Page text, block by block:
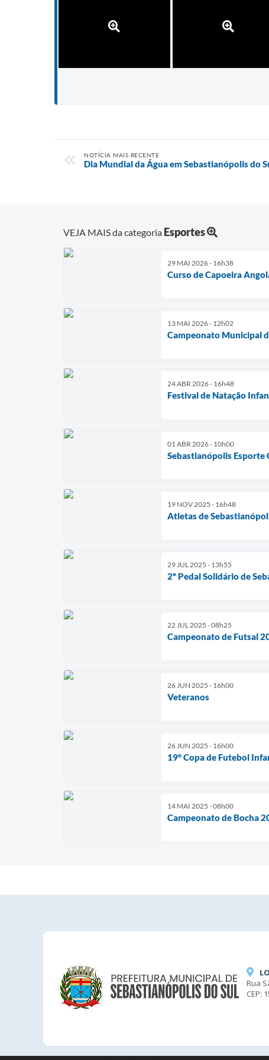
NOTÍCIA MAIS RECENTE
Dia Mundial da Água em Sebastianópolis do
VEJA MAIS da categoria Esportes
29 MAI 2026 - 16h38
Curso de Capoeira
13 MAI 2026 - 12h02
Campeonato Municipal
24 ABR 2026 - 16h48
Festival de Natação
01 ABR 2026 - 10h00
Sebastianópolis Esporte
19 NOV 2025 - 16h48
Atletas de
29 JUL 2025 - 13h55
2º Pedal Solidário de
22 JUL 2025 - 08h25
Campeonato de Futsal
26 JUN 2025 - 16h00
Veteranos
26 JUN 2025 - 16h00
19° Copa de Futebol
14 MAI 2025 - 08h00
Campeonato de Bocha
Rua
CEP: